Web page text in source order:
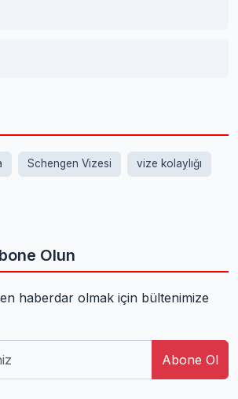
Schengen Vizesi vize kolaylığı
Olun
haberdar olmak için bültenimize
Abone Ol